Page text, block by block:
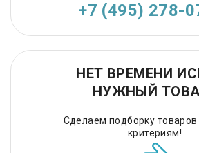
+7 (495) 278-
НЕТ ВРЕМЕНИ
НУЖНЫЙ
Сделаем подборку
критериям!